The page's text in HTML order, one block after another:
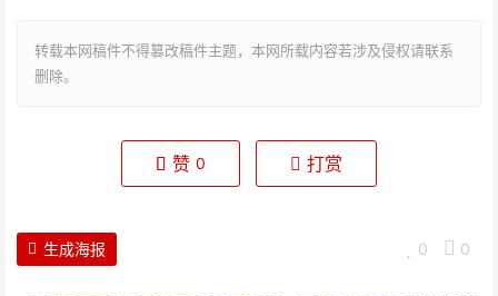
转载本网稿件不得篡改稿件主题，本网所载内容若涉及侵权请联系
删除。
赞 0 打赏
0 0
生成海报